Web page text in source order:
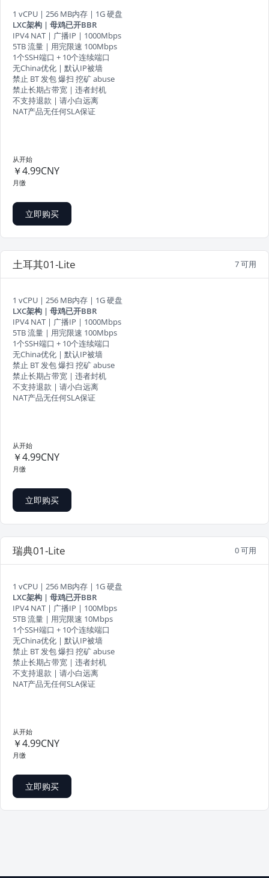
1 vCPU | 256 MB内存 | 1G 硬盘
LXC架构 | 母鸡已开BBR
IPV4 NAT | 广播IP | 1000Mbps
5TB 流量 | 用完限速 100Mbps
1个SSH端口 + 10个连续端口
无China优化 | 默认IP被墙
禁止 BT 发包 爆扫 挖矿 abuse
禁止长期占带宽 | 违者封机
不支持退款 | 请小白远离
NAT产品无任何SLA保证
从开始
￥4.99CNY
月缴
立即购买
土耳其01-Lite 7 可用
1 vCPU | 256 MB内存 | 1G 硬盘
LXC架构 | 母鸡已开BBR
IPV4 NAT | 广播IP | 1000Mbps
5TB 流量 | 用完限速 100Mbps
1个SSH端口 + 10个连续端口
无China优化 | 默认IP被墙
禁止 BT 发包 爆扫 挖矿 abuse
禁止长期占带宽 | 违者封机
不支持退款 | 请小白远离
NAT产品无任何SLA保证
从开始
￥4.99CNY
月缴
立即购买
瑞典01-Lite 0 可用
1 vCPU | 256 MB内存 | 1G 硬盘
LXC架构 | 母鸡已开BBR
IPV4 NAT | 广播IP | 100Mbps
5TB 流量 | 用完限速 10Mbps
1个SSH端口 + 10个连续端口
无China优化 | 默认IP被墙
禁止 BT 发包 爆扫 挖矿 abuse
禁止长期占带宽 | 违者封机
不支持退款 | 请小白远离
NAT产品无任何SLA保证
从开始
￥4.99CNY
月缴
立即购买